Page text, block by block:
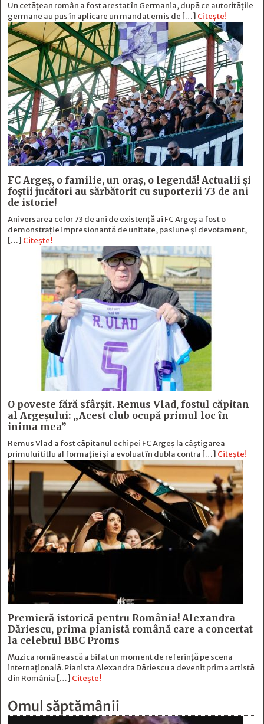
Un cetățean român a fost arestat în Germania, după ce autoritățile
germane au pus în aplicare un mandat emis de […] Citește!
FC Argeş, o familie, un oraș, o legendă! Actualii şi
foştii jucători au sărbătorit cu suporterii 73 de ani
de istorie!
Aniversarea celor 73 de ani de existență ai FC Argeș a fost o
demonstrație impresionantă de unitate, pasiune și devotament,
[…] Citește!
O poveste fără sfârşit. Remus Vlad, fostul căpitan
al Argeşului: „Acest club ocupă primul loc în
inima mea”
Remus Vlad a fost căpitanul echipei FC Argeș la câștigarea
primului titlu al formației și a evoluat în dubla contra […] Citește!
Premieră istorică pentru România! Alexandra
Dăriescu, prima pianistă română care a concertat
la celebrul BBC Proms
Muzica românească a bifat un moment de referință pe scena
internațională. Pianista Alexandra Dăriescu a devenit prima artistă
din România […] Citește!
Omul săptămânii